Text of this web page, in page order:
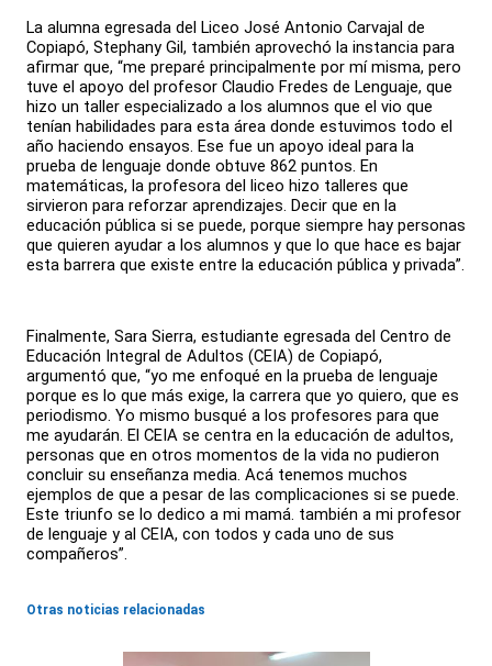
La alumna egresada del Liceo José Antonio Carvajal de
Copiapó, Stephany Gil, también aprovechó la instancia para
afirmar que, “me preparé principalmente por mí misma, pero
tuve el apoyo del profesor Claudio Fredes de Lenguaje, que
hizo un taller especializado a los alumnos que el vio que
tenían habilidades para esta área donde estuvimos todo el
año haciendo ensayos. Ese fue un apoyo ideal para la
prueba de lenguaje donde obtuve 862 puntos. En
matemáticas, la profesora del liceo hizo talleres que
sirvieron para reforzar aprendizajes. Decir que en la
educación pública si se puede, porque siempre hay personas
que quieren ayudar a los alumnos y que lo que hace es bajar
esta barrera que existe entre la educación pública y privada”.
Finalmente, Sara Sierra, estudiante egresada del Centro de
Educación Integral de Adultos (CEIA) de Copiapó,
argumentó que, “yo me enfoqué en la prueba de lenguaje
porque es lo que más exige, la carrera que yo quiero, que es
periodismo. Yo mismo busqué a los profesores para que
me ayudarán. El CEIA se centra en la educación de adultos,
personas que en otros momentos de la vida no pudieron
concluir su enseñanza media. Acá tenemos muchos
ejemplos de que a pesar de las complicaciones si se puede.
Este triunfo se lo dedico a mi mamá. también a mi profesor
de lenguaje y al CEIA, con todos y cada uno de sus
compañeros”.
Otras noticias relacionadas